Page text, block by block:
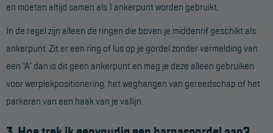
en moeten altijd samen als 1 ankerpunt worden gebruikt.
In de regel zijn alleen de ringen die boven je middenrif geschikt als
ankerpunt. Zit er een ring of lus op je gordel zonder vermelding van
een “A” dan is dit geen ankerpunt en mag je deze alleen gebruiken
voor werplekpositionering, het weghangen van gereedschap of het
parkeren van een haak van je vallijn.